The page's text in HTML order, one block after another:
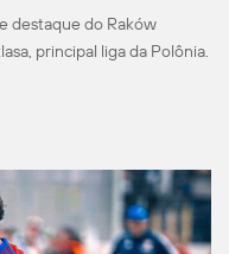
destaque do Raków
principal liga da Polônia.